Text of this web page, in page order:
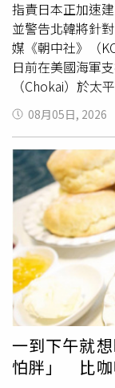
指責日本正加速
並警告北韓將針
媒《朝中社》（
日前在美國海軍
（Chokai）於太
月由美國主導、
持續提升軍事能
略》，企圖將先
禁止發動戰爭與
階段」。金與正
各型飛彈系統，
認為日本正將整
侵略型」體制。
家」形象示人，
大國野心的偽裝
持者，為日本試
美國與日本、南
國家的安全利益
範圍。她最後警
武裝力量與軍方
08月05日, 2026
一到下午就
怕胖」 比咖